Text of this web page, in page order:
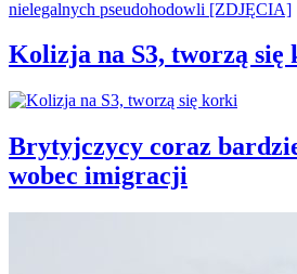
Kolizja na S3, tworzą się
Brytyjczycy coraz
wobec imigracji